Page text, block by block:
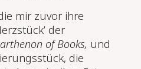
mir zuvor ihre
der
of Books, und
die